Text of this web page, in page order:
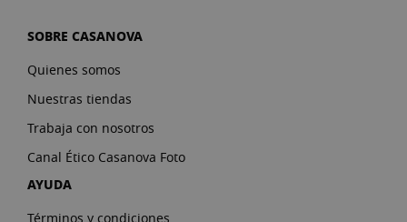
SOBRE CASANOVA
Quienes somos
Nuestras tiendas
Trabaja con nosotros
Canal Ético Casanova Foto
AYUDA